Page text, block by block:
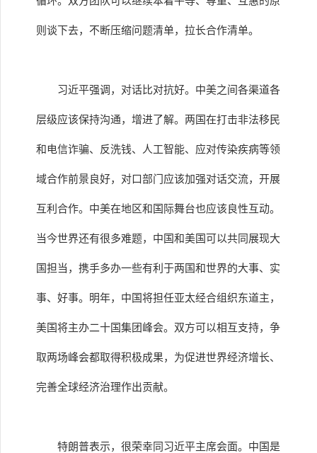
则谈下去，不断压缩问题清单，拉长合作清单。
习近平强调，对话比对抗好。中美之间各渠道各
层级应该保持沟通，增进了解。两国在打击非法移民
和电信诈骗、反洗钱、人工智能、应对传染疾病等领
域合作前景良好，对口部门应该加强对话交流，开展
互利合作。中美在地区和国际舞台也应该良性互动。
当今世界还有很多难题，中国和美国可以共同展现大
国担当，携手多办一些有利于两国和世界的大事、实
事、好事。明年，中国将担任亚太经合组织东道主，
美国将主办二十国集团峰会。双方可以相互支持，争
取两场峰会都取得积极成果，为促进世界经济增长、
完善全球经济治理作出贡献。
特朗普表示，很荣幸同习近平主席会面。中国是